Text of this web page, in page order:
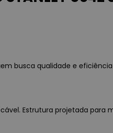
quem busca qualidade e
Estrutura projetada para